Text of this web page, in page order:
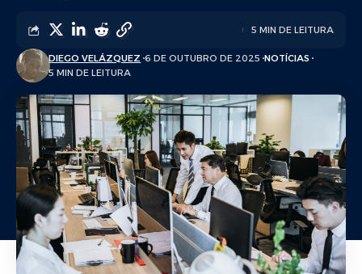
DIEGO VELÁZQUEZ 6 DE OUTUBRO DE 2025 NOTÍCIAS
5 MIN DE LEITURA
5 MIN DE LEITURA